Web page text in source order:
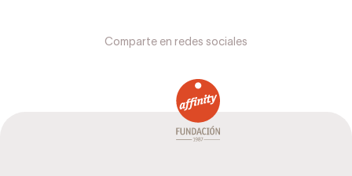
Comparte en redes sociales